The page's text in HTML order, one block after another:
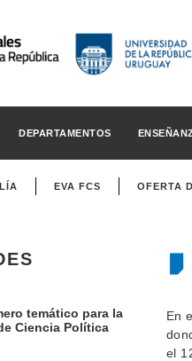
DEPARTAMENTOS
EVA FCS OFERTA
temático para la
Ciencia Política
En
el